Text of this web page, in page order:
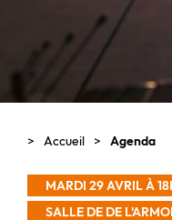
ASSOCIATIONS
Accueil Agenda
MARDI 29 AVRIL À
SALLE DE DE